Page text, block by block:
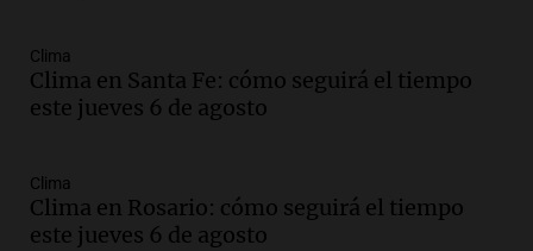
con nuevas declaraciones de testigos
sobre el accidente
Audio.El viento complica el combate
del incendio forestal en Villa Yacanto
Clima
Clima en Santa Fe: cómo seguirá el tiempo
este jueves 6 de agosto
Clima
Clima en Rosario: cómo seguirá el tiempo
este jueves 6 de agosto